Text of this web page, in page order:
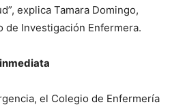
explica Tamara Domingo,
Investigación Enfermera.
el Colegio de Enfermería